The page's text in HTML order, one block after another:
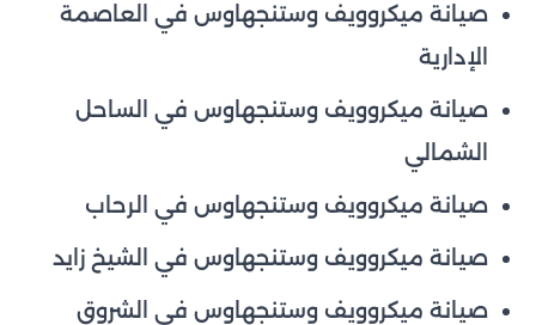
صيانة ميكروويف وستنجهاوس في العاصمة
الإدارية
صيانة ميكروويف وستنجهاوس في الساحل
الشمالي
صيانة ميكروويف وستنجهاوس في الرحاب
صيانة ميكروويف وستنجهاوس في الشيخ زايد
صيانة ميكروويف وستنجهاوس في الشروق